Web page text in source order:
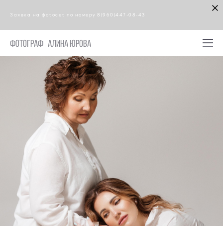
Заявка на фотосет по номеру 8(960)447-08-43
Фотограф Алина Юрова